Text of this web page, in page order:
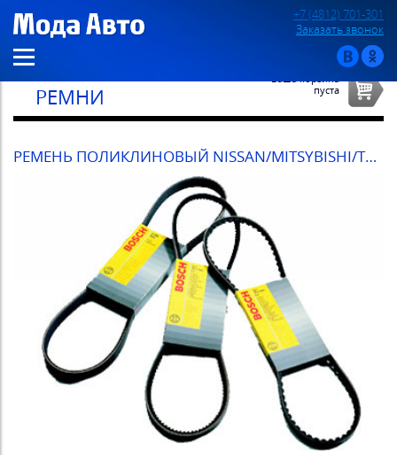
+7 (4812) 701-301
Заказать звонок
РЕМНИ
Ваша корзина
пуста
РЕМЕНЬ ПОЛИКЛИНОВЫЙ NISSAN/MITSYBISHI/TOYOTA